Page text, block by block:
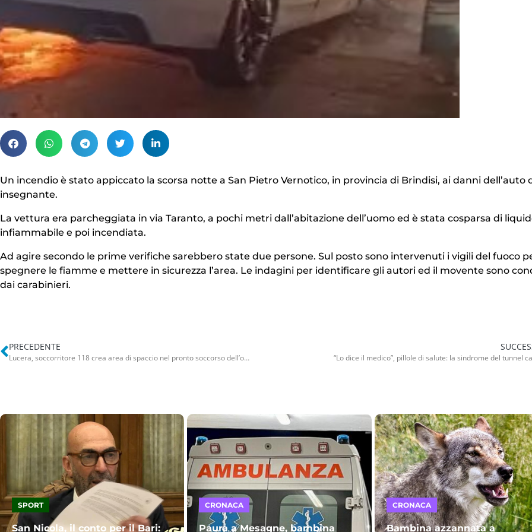
Un incendio è stato appiccato la scorsa notte a San Pietro Vernotico, in provincia di Brindisi, ai danni dell’auto
insegnante.
La vettura era parcheggiata in via Taranto, a pochi metri dall’abitazione dell’uomo ed è stata cosparsa di
infiammabile e poi incendiata.
Ad agire secondo le prime verifiche sarebbero state due persone. Sul posto sono intervenuti i vigili del fuoco
spegnere le fiamme e mettere in sicurezza l’area. Le indagini per identificare gli autori ed il movente sono
dai carabinieri.
PRECEDENTE
Lucera, soccorritore 118 crea area di spaccio nel pronto soccorso dell’ospedale: 6 arresti e 4 denunce “Lo dice il medico”, pillole di salute: la sindrome del tunnel
SPORT
San Nicola, il conto per il Bari:
CRONACA
Paura a Mesagne, bambina
CRONACA
Bambina azzannata a